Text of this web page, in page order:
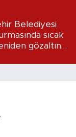
Belediyesi
sıcak
gözaltına